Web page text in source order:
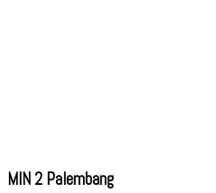
MIN 2 Palembang